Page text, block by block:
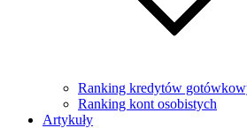
Ranking kredytów
Ranking kont osobistych
Artykuły